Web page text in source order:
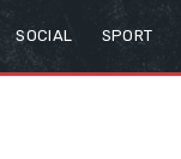
SOCIAL SPORT